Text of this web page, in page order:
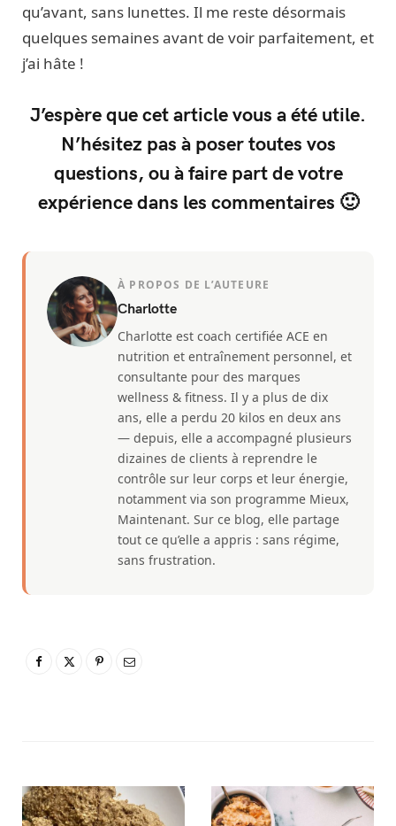
qu’avant, sans lunettes. Il me reste désormais
quelques semaines avant de voir parfaitement, et
j’ai hâte !
J’espère que cet article vous a été utile.
N’hésitez pas à poser toutes vos
questions, ou à faire part de votre
expérience dans les commentaires 🙂
À PROPOS DE L’AUTEURE
Charlotte
Charlotte est coach certifiée ACE en
nutrition et entraînement personnel, et
consultante pour des marques
wellness & fitness. Il y a plus de dix
ans, elle a perdu 20 kilos en deux ans
— depuis, elle a accompagné plusieurs
dizaines de clients à reprendre le
contrôle sur leur corps et leur énergie,
notamment via son programme Mieux,
Maintenant. Sur ce blog, elle partage
tout ce qu’elle a appris : sans régime,
sans frustration.